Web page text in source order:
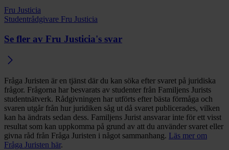
Fru Justicia
Studentrådgivare Fru Justicia
Se fler av Fru Justicia's svar
Fråga Juristen är en tjänst där du kan söka efter svaret på juridiska
frågor. Frågorna har besvarats av studenter från Familjens Jurists
studentnätverk. Rådgivningen har utförts efter bästa förmåga och
svaren utgår från hur juridiken såg ut då svaret publicerades, vilken
kan ha ändrats sedan dess. Familjens Jurist ansvarar inte för ett visst
resultat som kan uppkomma på grund av att du använder svaret eller
givna råd från Fråga Juristen i något sammanhang. Läs mer om
Fråga Juristen här.